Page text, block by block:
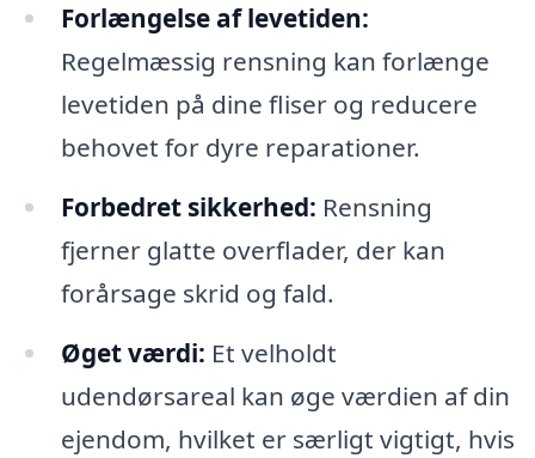
Forlængelse af levetiden:
Regelmæssig rensning kan forlænge
levetiden på dine fliser og reducere
behovet for dyre reparationer.
Forbedret sikkerhed: Rensning
fjerner glatte overflader, der kan
forårsage skrid og fald.
Øget værdi: Et velholdt
udendørsareal kan øge værdien af din
ejendom, hvilket er særligt vigtigt, hvis